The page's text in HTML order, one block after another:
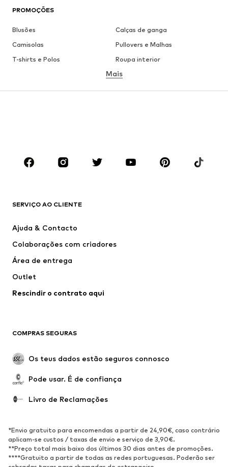
PROMOÇÕES
Blusões
Calças de ganga
Camisolas
Pullovers e Malhas
T-shirts e Polos
Roupa interior
Camisas
ROUPA
Casacos
Roupa interior
Fatos e Blazers
Sobretudos
Roupa de banho
Ocasiões
Upcycling
Novidades
Sapatos
Sapatos abertos
Exclusivo
DESPORTO
Sapatilhas de desporto
Mochilas e Sacos de desporto
Acessórios de desporto
Mais
SERVIÇO AO CLIENTE
Ajuda & Contacto
Colaborações com criadores
Área de entrega
Outlet
Rescindir o contrato aqui
COMPRAS SEGURAS
Os teus dados estão seguros connosco
Pode usar. É de confiança
Livro de Reclamações
*Envio gratuito para encomendas a partir de 24,90€, caso contrário
aplicam-se custos / taxas de envio e serviço de 3,90€.
**Preço total mais baixo dos últimos 30 dias antes de promoções.
****Gratuito a partir de todas as redes portuguesas. Poderão ser